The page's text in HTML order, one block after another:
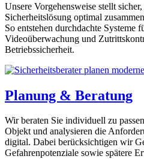
Unsere Vorgehensweise stellt
Sicherheitslösung optimal
So entstehen durchdachte Systeme
Videoüberwachung und
Betriebssicherheit.
Planung & Beratung
Wir beraten Sie individuell zu
Objekt und analysieren die
digital. Dabei berücksichtigen wir
Gefahrenpotenziale sowie spätere